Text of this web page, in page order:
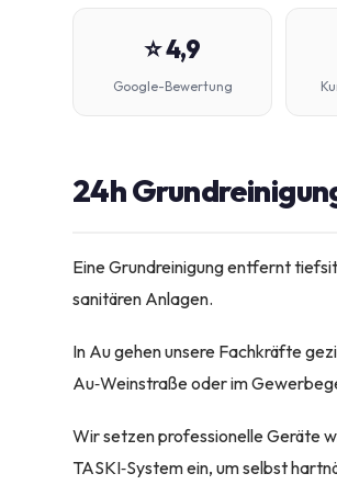
⭐ 4,9
Google-Bewertung
24h
Eine Grundreinigung entfernt
sanitären Anlagen.
In Au gehen unsere Fachkräfte
Au‑Weinstraße oder im
Wir setzen professionelle Geräte
TASKI‑System ein, um selbst